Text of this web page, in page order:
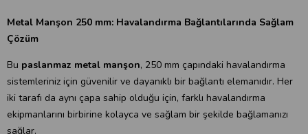
Metal Manşon 250 mm: Havalandırma Bağlantılarında Sağlam
Çözüm
Bu paslanmaz metal manşon, 250 mm çapındaki havalandırma
sistemleriniz için güvenilir ve dayanıklı bir bağlantı elemanıdır. Her
iki tarafı da aynı çapa sahip olduğu için, farklı havalandırma
ekipmanlarını birbirine kolayca ve sağlam bir şekilde bağlamanızı
sağlar.